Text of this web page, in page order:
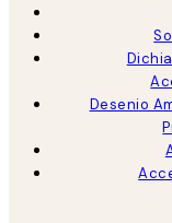
Desenio